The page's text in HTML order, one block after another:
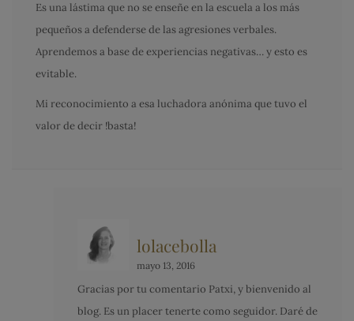
Es una lástima que no se enseñe en la escuela a los más
pequeños a defenderse de las agresiones verbales.
Aprendemos a base de experiencias negativas… y esto es
evitable.
Mi reconocimiento a esa luchadora anónima que tuvo el
valor de decir !basta!
lolacebolla
mayo 13, 2016
Gracias por tu comentario Patxi, y bienvenido al
blog. Es un placer tenerte como seguidor. Daré de